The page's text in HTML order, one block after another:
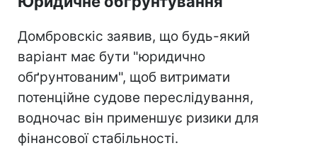
Домбровскіс заявив, що будь-який
варіант має бути "юридично
обґрунтованим", щоб витримати
потенційне судове переслідування,
водночас він применшує ризики для
фінансової стабільності.